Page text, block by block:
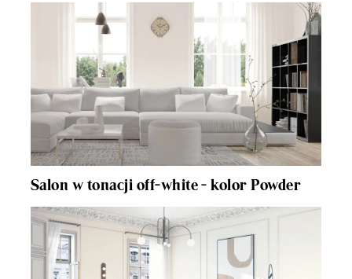
Salon w tonacji off-white - kolor Powder